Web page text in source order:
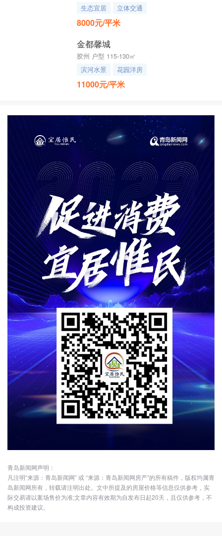
生态宜居
立体交通
8000元/平米
金都馨城
胶州 户型 115-130㎡
滨河水景
花园洋房
11000元/平米
青岛新闻网声明：
凡注明“来源：青岛新闻网” 或 “来源：青岛新闻网房产”的所有稿件，版权均属青
岛新闻网所有，转载请注明出处。文中所提及的房屋价格等信息仅供参考，实
际交易请以案场售价为准;文章内容有效期为自发布日起20天，且仅供参考，不
构成投资建议。